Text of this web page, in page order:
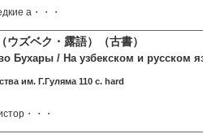
а・・・
ズベク・露語）（古書）
Бухары / На узбекском и русском
им. Г.Гуляма 110 c. hard
・・・